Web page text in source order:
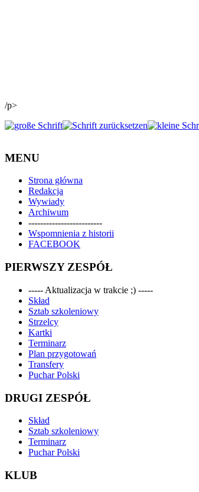
/p>
MENU
Strona główna
Redakcja
Wywiady
Archiwum
-------------------------
Wspomnienia z historii
FACEBOOK
PIERWSZY ZESPÓŁ
----- Aktualizacja w trakcie ;) -----
Skład
Sztab szkoleniowy
Strzelcy
Kartki
Terminarz
Plan przygotowań
Transfery
Puchar Polski
DRUGI ZESPÓŁ
Skład
Sztab szkoleniowy
Terminarz
Puchar Polski
KLUB